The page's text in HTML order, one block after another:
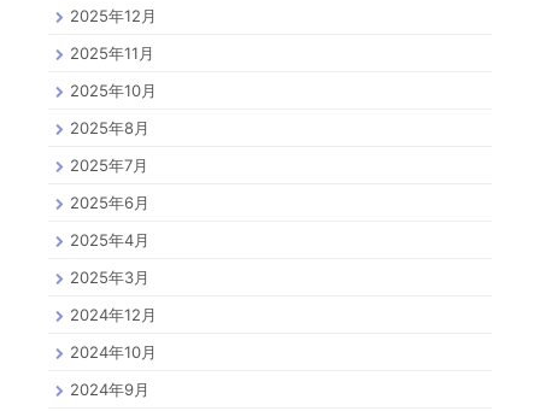
2025年12月
2025年11月
2025年10月
2025年8月
2025年7月
2025年6月
2025年4月
2025年3月
2024年12月
2024年10月
2024年9月